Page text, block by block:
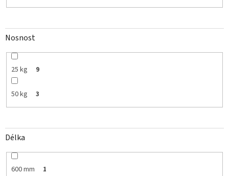
Nosnost
25 kg 9
50 kg 3
Délka
600 mm 1